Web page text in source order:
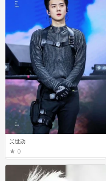
吴世勋
0